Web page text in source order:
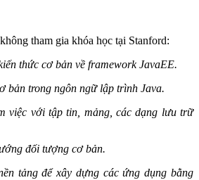
tham gia khóa học tại Stanford:
thức cơ bản về framework JavaEE.
bản trong ngôn ngữ lập trình Java.
việc với tập tin, mảng, các dạng lưu trữ
đối tượng cơ bản.
tảng để xây dựng các ứng dụng bằng